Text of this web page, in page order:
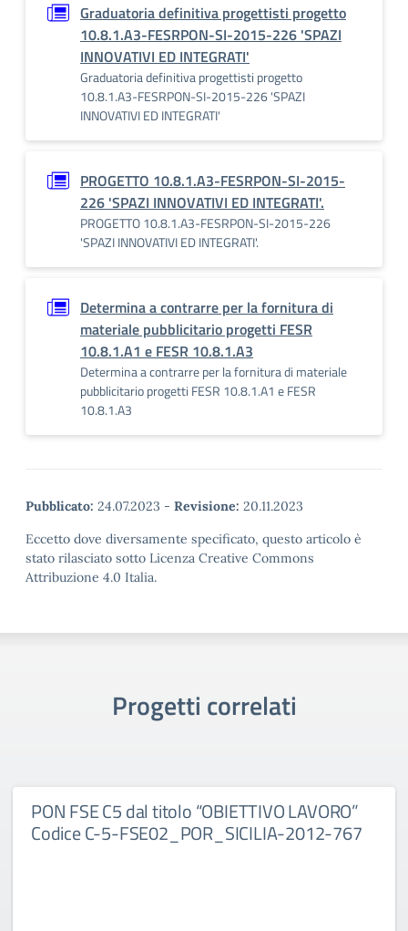
Graduatoria definitiva progettisti progetto
10.8.1.A3-FESRPON-SI-2015-226 'SPAZI
INNOVATIVI ED INTEGRATI'
Graduatoria definitiva progettisti progetto
10.8.1.A3-FESRPON-SI-2015-226 'SPAZI
INNOVATIVI ED INTEGRATI'
PROGETTO 10.8.1.A3-FESRPON-SI-2015-
226 'SPAZI INNOVATIVI ED INTEGRATI'.
PROGETTO 10.8.1.A3-FESRPON-SI-2015-226
'SPAZI INNOVATIVI ED INTEGRATI'.
Determina a contrarre per la fornitura di
materiale pubblicitario progetti FESR
10.8.1.A1 e FESR 10.8.1.A3
Determina a contrarre per la fornitura di materiale
pubblicitario progetti FESR 10.8.1.A1 e FESR
10.8.1.A3
Pubblicato: 24.07.2023 - Revisione: 20.11.2023
Eccetto dove diversamente specificato, questo articolo è
stato rilasciato sotto Licenza Creative Commons
Attribuzione 4.0 Italia.
Progetti correlati
PON FSE C5 dal titolo “OBIETTIVO LAVORO”
Codice C-5-FSE02_POR_SICILIA-2012-767